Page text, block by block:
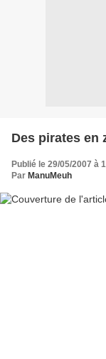
Des pirates en
Publié le 29/05/2007 à
Par ManuMeuh